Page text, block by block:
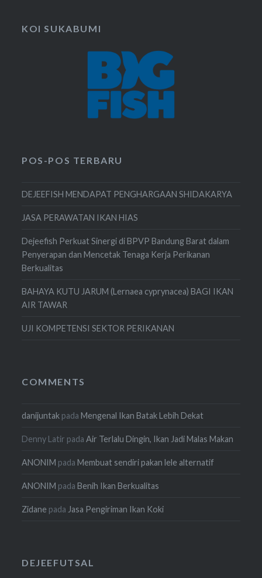
KOI SUKABUMI
POS-POS TERBARU
DEJEEFISH MENDAPAT PENGHARGAAN SHIDAKARYA
JASA PERAWATAN IKAN HIAS
Dejeefish Perkuat Sinergi di BPVP Bandung Barat dalam
Penyerapan dan Mencetak Tenaga Kerja Perikanan
Berkualitas
BAHAYA KUTU JARUM (Lernaea cyprynacea) BAGI IKAN
AIR TAWAR
UJI KOMPETENSI SEKTOR PERIKANAN
COMMENTS
danijuntak padaMengenal Ikan Batak Lebih Dekat
Denny Latir padaAir Terlalu Dingin, Ikan Jadi Malas Makan
ANONIM padaMembuat sendiri pakan lele alternatif
ANONIM padaBenih Ikan Berkualitas
Zidane pada Jasa Pengiriman Ikan Koki
DEJEEFUTSAL